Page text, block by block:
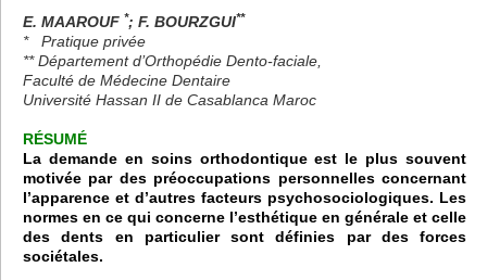
E. MAAROUF *; F. BOURZGUI**
* Pratique privée
** Département d’Orthopédie Dento-faciale,
Faculté de Médecine Dentaire
Université Hassan II de Casablanca Maroc
RÉSUMÉ
La demande en soins orthodontique est le plus souvent
motivée par des préoccupations personnelles concernant
l’apparence et d’autres facteurs psychosociologiques. Les
normes en ce qui concerne l’esthétique en générale et celle
des dents en particulier sont définies par des forces
sociétales.